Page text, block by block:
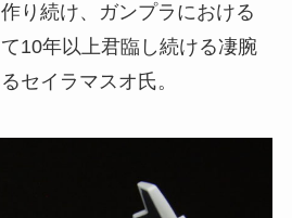
り続け、ガンプラにおける
10年以上君臨し続ける凄腕
セイラマスオ氏。